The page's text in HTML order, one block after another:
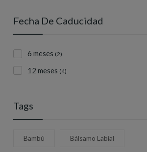
Fecha De Caducidad
6 meses (2)
12 meses (4)
Tags
Bambú Bálsamo Labial